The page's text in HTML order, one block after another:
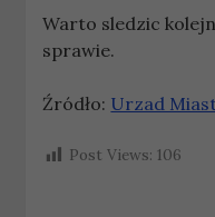
Warto sledzic
sprawie.
Źródło: Urzad
Post Views: 106